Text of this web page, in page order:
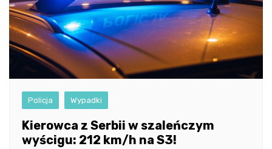
Policja Wypadki
Kierowca z Serbii w szaleńczym
wyścigu: 212 km/h na S3!